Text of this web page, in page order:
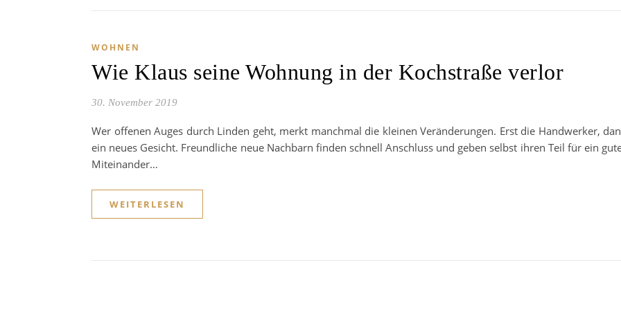
WOHNEN
Wie Klaus seine Wohnung in der Kochstraße verlor
30. November 2019
Wer offenen Auges durch Linden geht, merkt manchmal die kleinen Veränderungen. Erst die Handwerker,
ein neues Gesicht. Freundliche neue Nachbarn finden schnell Anschluss und geben selbst ihren Teil für ein
Miteinander…
WEITERLESEN